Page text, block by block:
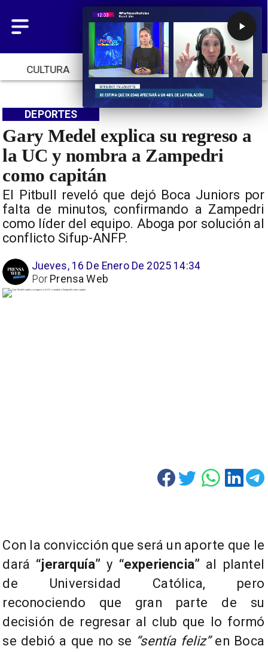
CULTURA TENDENCIAS INICIO
Gary Medel explica su regreso a
la UC y nombra a Zampedri
como capitán
El Pitbull reveló que dejó Boca Juniors por
falta de minutos, confirmando a Zampedri
como líder del equipo. Aboga por solución al
conflicto Sifup-ANFP.
DEPORTES
Jueves, 16 De Enero De 2025 14:34
Prensa Web
Por
Con la convicción que será un aporte que le
dará “jerarquía” y “experiencia” al plantel
de Universidad Católica, pero
reconociendo que gran parte de su
decisión de regresar al club que lo formó
se debió a que no se “sentía feliz”en Boca